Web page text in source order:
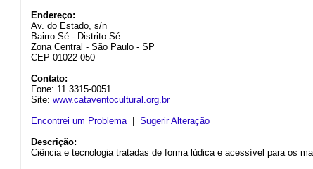
Endereço:
Av. do Estado, s/n
Bairro Sé - Distrito Sé
Zona Central - São Paulo - SP
CEP 01022-050
Contato:
Fone: 11 3315-0051
Site: www.cataventocultural.org.br
Encontrei um Problema| Sugerir Alteração
Descrição:
Ciência e tecnologia tratadas de forma lúdica e acessível para os